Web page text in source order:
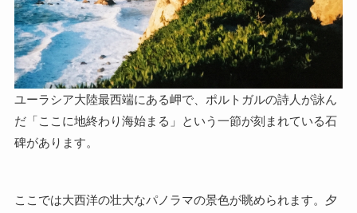
ユーラシア大陸最西端にある岬で、ポルトガルの詩人が詠ん
だ「ここに地終わり海始まる」という一節が刻まれている石
碑があります。
ここでは大西洋の壮大なパノラマの景色が眺められます。夕